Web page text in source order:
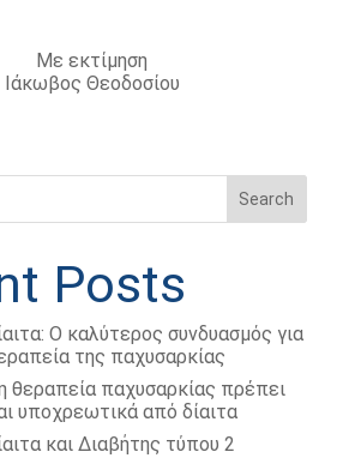
Με εκτίμηση
Ιάκωβος Θεοδοσίου
Search
Posts
Ο καλύτερος συνδυασμός για
της παχυσαρκίας
θεραπεία παχυσαρκίας πρέπει
υποχρεωτικά από δίαιτα
και Διαβήτης τύπου 2